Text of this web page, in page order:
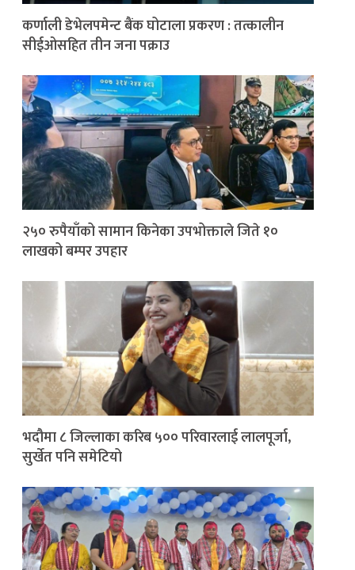
कर्णाली डेभेलपमेन्ट बैंक घोटाला प्रकरण : तत्कालीन
सीईओसहित तीन जना पक्राउ
२५० रुपैयाँको सामान किनेका उपभोक्ताले जिते १०
लाखको बम्पर उपहार
भदौमा ८ जिल्लाका करिब ५०० परिवारलाई लालपूर्जा,
सुर्खेत पनि समेटियो